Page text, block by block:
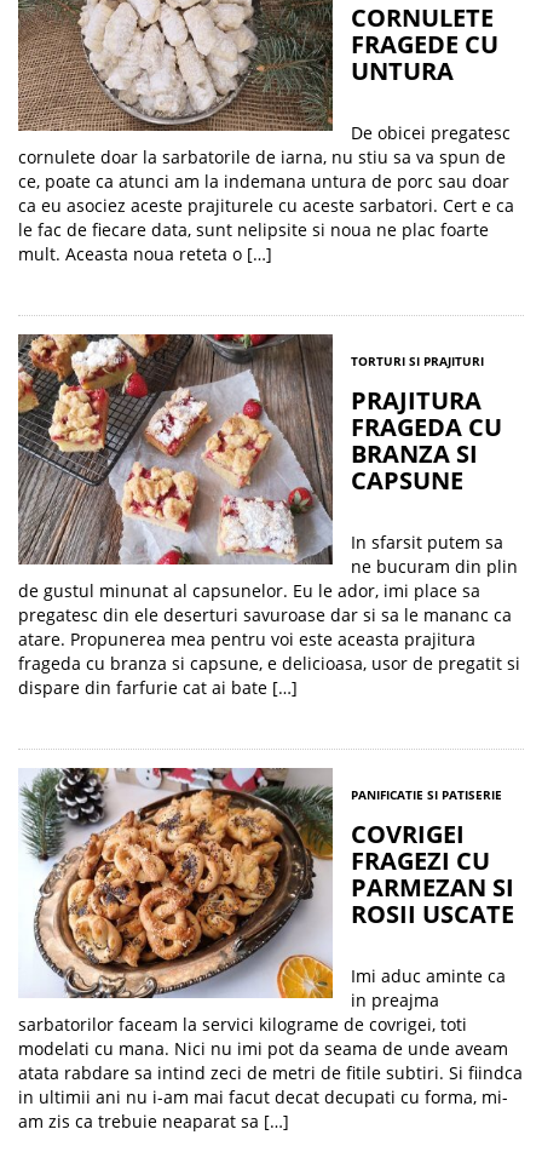
CORNULETE
FRAGEDE CU
UNTURA
De obicei pregatesc
cornulete doar la sarbatorile de iarna, nu stiu sa va spun de
ce, poate ca atunci am la indemana untura de porc sau doar
ca eu asociez aceste prajiturele cu aceste sarbatori. Cert e ca
le fac de fiecare data, sunt nelipsite si noua ne plac foarte
mult. Aceasta noua reteta o […]
TORTURI SI PRAJITURI
PRAJITURA
FRAGEDA CU
BRANZA SI
CAPSUNE
In sfarsit putem sa
ne bucuram din plin
de gustul minunat al capsunelor. Eu le ador, imi place sa
pregatesc din ele deserturi savuroase dar si sa le mananc ca
atare. Propunerea mea pentru voi este aceasta prajitura
frageda cu branza si capsune, e delicioasa, usor de pregatit si
dispare din farfurie cat ai bate […]
PANIFICATIE SI PATISERIE
COVRIGEI
FRAGEZI CU
PARMEZAN SI
ROSII USCATE
Imi aduc aminte ca
in preajma
sarbatorilor faceam la servici kilograme de covrigei, toti
modelati cu mana. Nici nu imi pot da seama de unde aveam
atata rabdare sa intind zeci de metri de fitile subtiri. Si fiindca
in ultimii ani nu i-am mai facut decat decupati cu forma, mi-
am zis ca trebuie neaparat sa […]